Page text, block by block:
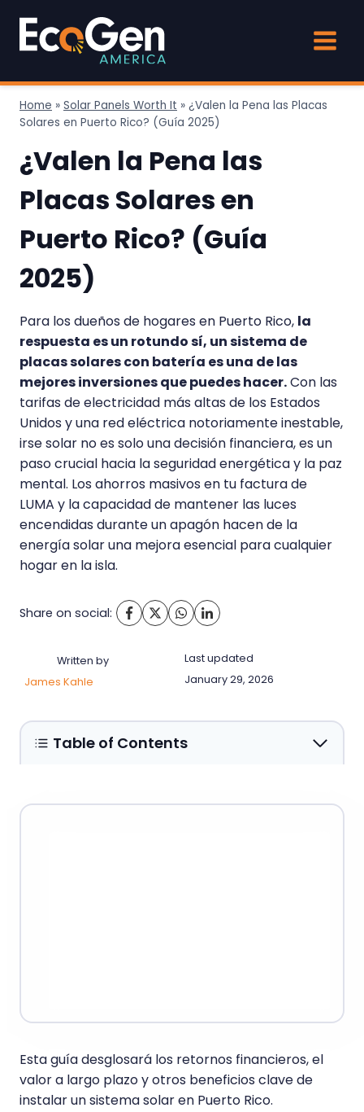
content
Home » Solar Panels Worth It » ¿Valen la Pena las Placas
Solares en Puerto Rico? (Guía 2025)
¿Valen la Pena las
Placas Solares en
Puerto Rico? (Guía
2025)
Para los dueños de hogares en Puerto Rico, la
respuesta es un rotundo sí, un sistema de
placas solares con batería es una de las
mejores inversiones que puedes hacer.Con las
tarifas de electricidad más altas de los Estados
Unidos y una red eléctrica notoriamente inestable,
irse solar no es solo una decisión financiera, es un
paso crucial hacia la seguridad energética y la paz
mental. Los ahorros masivos en tu factura de
LUMA y la capacidad de mantener las luces
encendidas durante un apagón hacen de la
energía solar una mejora esencial para cualquier
hogar en la isla.
Share on social:
Written by
James Kahle
Last updated
January 29, 2026
Esta guía desglosará los retornos financieros, el
valor a largo plazo y otros beneficios clave de
instalar un sistema solar en Puerto Rico.
Table of Contents